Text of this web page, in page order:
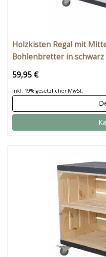
Holzkisten Regal mit
Bohlenbretter in schwarz
59,95 €
inkl. 19% gesetzlicher MwSt.